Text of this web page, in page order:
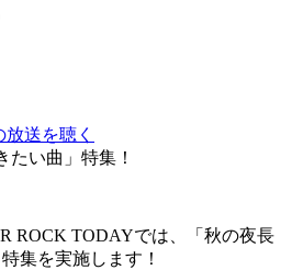
放送を聴く
たい曲」特集！
ROCK TODAYでは、「秋の夜長
集を実施します！